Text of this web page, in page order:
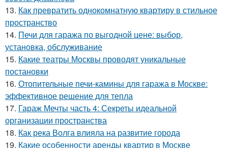
13. Как превратить однокомнатную квартиру в стильное
пространство
14. Печи для гаража по выгодной цене: выбор,
установка, обслуживание
15. Какие театры Москвы проводят уникальные
постановки
16. Отопительные печи-камины для гаража в Москве:
эффективное решение для тепла
17. Гараж Мечты часть 4: Секреты идеальной
организации пространства
18. Как река Волга влияла на развитие города
19. Какие особенности аренды квартир в Москве